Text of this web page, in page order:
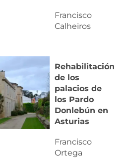
Francisco
Calheiros
Rehabilitación
de los
palacios de
los Pardo
Donlebún en
Asturias
Francisco
Ortega